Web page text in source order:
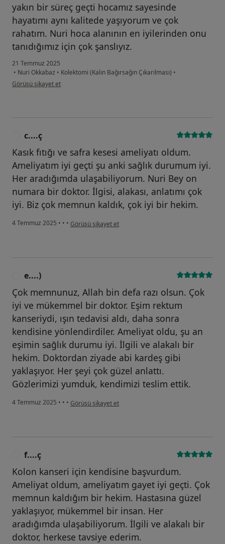
yakın bir süreç geçti hocamız sayesinde
hayatımı aynı kalitede yaşıyorum ve çok
rahatım. Nuri hoca alanının en iyilerinden onu
tanıdığımız için çok şanslıyız.
21 Temmuz 2025
• Nuri Okkabaz • Kolektomi (Kalın Bağırsağın Çıkarılması) •
kullanıcının görüşüne göre bu...u
Görüşü şikayet et
c....ç
Kasık fıtığı ve safra kesesi ameliyatı oldum.
Ameliyatım iyi geçti şu anki sağlık durumum iyi.
Her aradığımda ulaşabiliyorum. Nuri Bey on
numara bir doktor. İlgisi, alakası, anlatımı çok
iyi. Biz çok memnun kaldık, çok iyi bir hekim.
4 Temmuz 2025 • • • kullanıcının görüşüne göre c....ç
Görüşü şikayet et
e....)
Çok memnunuz, Allah bin defa razı olsun. Çok
iyi ve mükemmel bir doktor. Eşim rektum
kanseriydi, ışın tedavisi aldı, daha sonra
kendisine yönlendirdiler. Ameliyat oldu, şu an
eşimin sağlık durumu iyi. İlgili ve alakalı bir
hekim. Doktordan ziyade abi kardeş gibi
yaklaşıyor. Her şeyi çok güzel anlattı.
Gözlerimizi yumduk, kendimizi teslim ettik.
4 Temmuz 2025 • • • kullanıcının görüşüne göre e....)
Görüşü şikayet et
f....ç
Kolon kanseri için kendisine başvurdum.
Ameliyat oldum, ameliyatım gayet iyi geçti. Çok
memnun kaldığım bir hekim. Hastasına güzel
yaklaşıyor, mükemmel bir insan. Her
aradığımda ulaşabiliyorum. İlgili ve alakalı bir
doktor, herkese tavsiye ederim.